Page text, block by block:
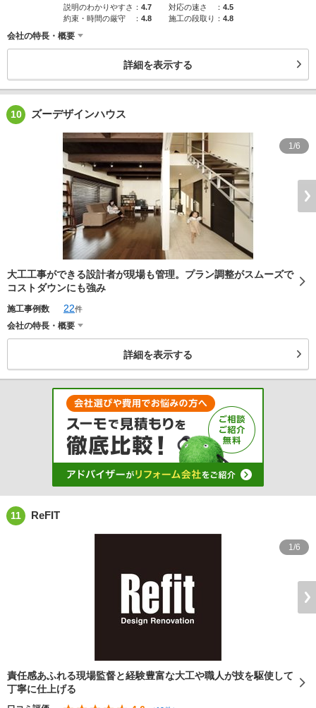
説明のわかりやすさ ： 4.7 対応の速さ ： 4.5
約束・時間の厳守
： 4.8 施工の段取り ： 4.8
会社の特長・概要
詳細を表示する
10 ズーデザインハウス
1/6
大工工事ができる設計者が現場も管理。プラン調整がスムーズで
コストダウンにも強み
施工事例数 22件
会社の特長・概要
詳細を表示する
11 ReFIT
1/6
責任感あふれる現場監督と経験豊富な大工や職人が技を駆使して
丁寧に仕上げる